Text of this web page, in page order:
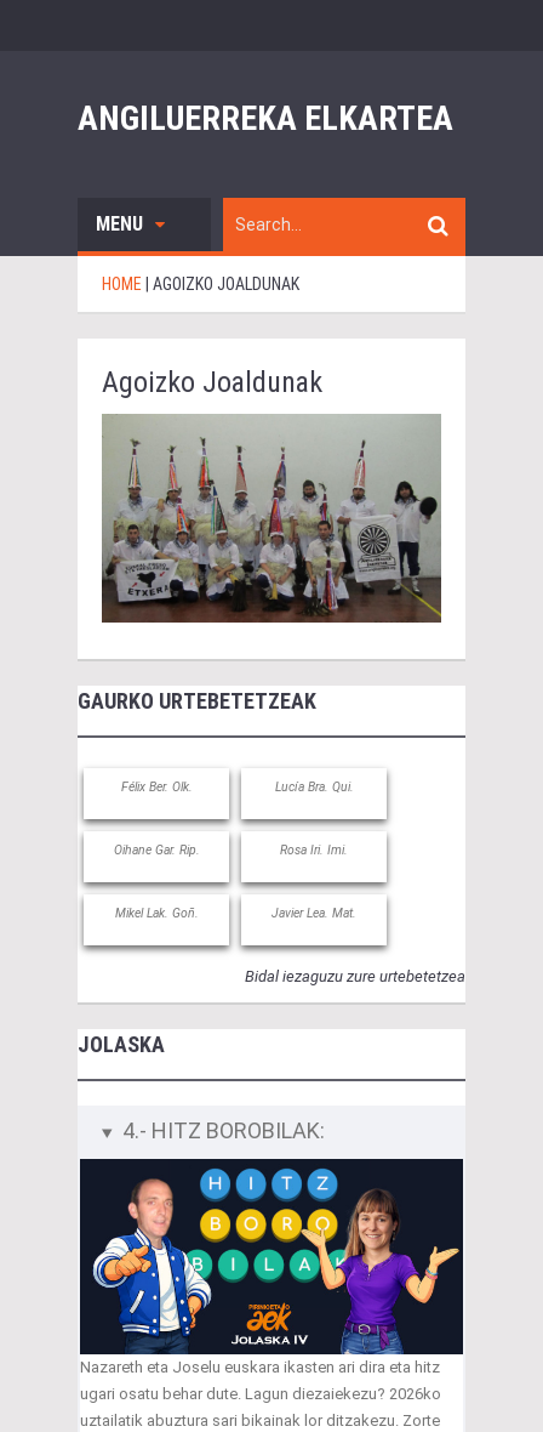
ANGILUERREKA ELKARTEA
MENU
HOME AGOIZKO JOALDUNAK
Agoizko Joaldunak
GAURKO URTEBETETZEAK
Félix Ber. Olk. Lucía Bra. Qui.
Oihane Gar. Rip. Rosa Iri. Imi.
Mikel Lak. Goñ. Javier Lea. Mat.
Bidal iezaguzu zure urtebetetzea
JOLASKA
4.- HITZ BOROBILAK:
Nazareth eta Joselu euskara ikasten ari dira eta hitz
ugari osatu behar dute. Lagun diezaiekezu? 2026ko
uztailatik abuztura sari bikainak lor ditzakezu. Zorte